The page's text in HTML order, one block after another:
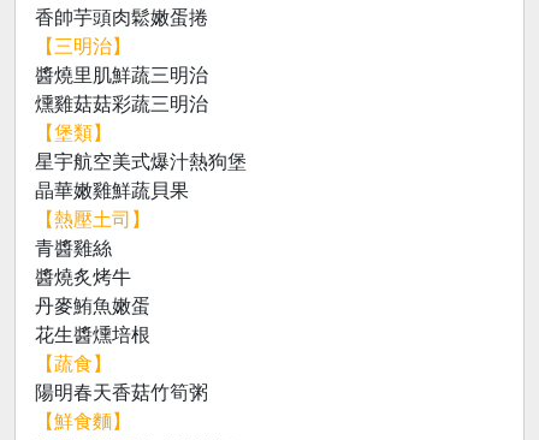
香帥芋頭肉鬆嫩蛋捲
【三明治】
醬燒里肌鮮蔬三明治
燻雞菇菇彩蔬三明治
【堡類】
星宇航空美式爆汁熱狗堡
晶華嫩雞鮮蔬貝果
【熱壓土司】
青醬雞絲
醬燒炙烤牛
丹麥鮪魚嫩蛋
花生醬燻培根
【蔬食】
陽明春天香菇竹筍粥
【鮮食麵】